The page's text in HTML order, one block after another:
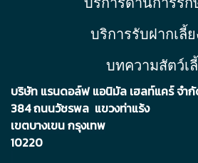
บริการรับฝากเลี้
บทความสัตว์เ
บริษัท แรนดอล์ฟ แอนิมัล เฮลท์แคร์ จำ
384 ถนนวัชรพล แขวงท่าแร้ง
เขตบางเขน กรุงเทพ
10220